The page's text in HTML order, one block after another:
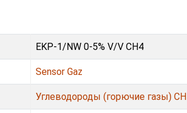
EKP-1/NW 0-5% V/V CH4
Sensor Gaz
Углеводороды (горючие газы) CH